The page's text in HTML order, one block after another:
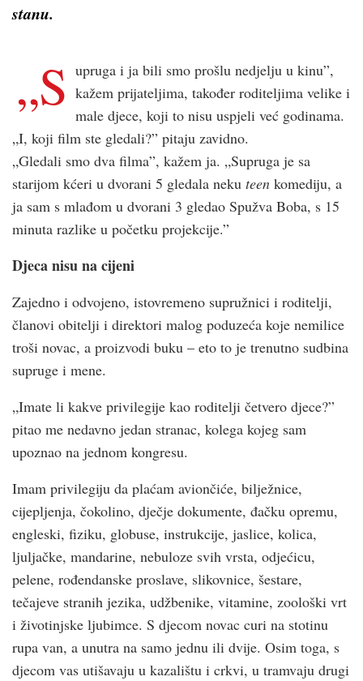
stanu.
„S upruga i ja bili smo prošlu nedjelju u kinu”,
kažem prijateljima, također roditeljima velike i
male djece, koji to nisu uspjeli već godinama.
„I, koji film ste gledali?” pitaju zavidno.
„Gledali smo dva filma”, kažem ja. „Supruga je sa
starijom kćeri u dvorani 5 gledala neku teen komediju, a
ja sam s mlađom u dvorani 3 gledao Spužva Boba, s 15
minuta razlike u početku projekcije.”
Djeca nisu na cijeni
Zajedno i odvojeno, istovremeno supružnici i roditelji,
članovi obitelji i direktori malog poduzeća koje nemilice
troši novac, a proizvodi buku – eto to je trenutno sudbina
supruge i mene.
„Imate li kakve privilegije kao roditelji četvero djece?”
pitao me nedavno jedan stranac, kolega kojeg sam
upoznao na jednom kongresu.
Imam privilegiju da plaćam aviončiće, bilježnice,
cijepljenja, čokolino, dječje dokumente, đačku opremu,
engleski, fiziku, globuse, instrukcije, jaslice, kolica,
ljuljačke, mandarine, nebuloze svih vrsta, odjećicu,
pelene, rođendanske proslave, slikovnice, šestare,
tečajeve stranih jezika, udžbenike, vitamine, zoološki vrt
i životinjske ljubimce. S djecom novac curi na stotinu
rupa van, a unutra na samo jednu ili dvije. Osim toga, s
djecom vas utišavaju u kazalištu i crk­vi, u tramvaju drugi